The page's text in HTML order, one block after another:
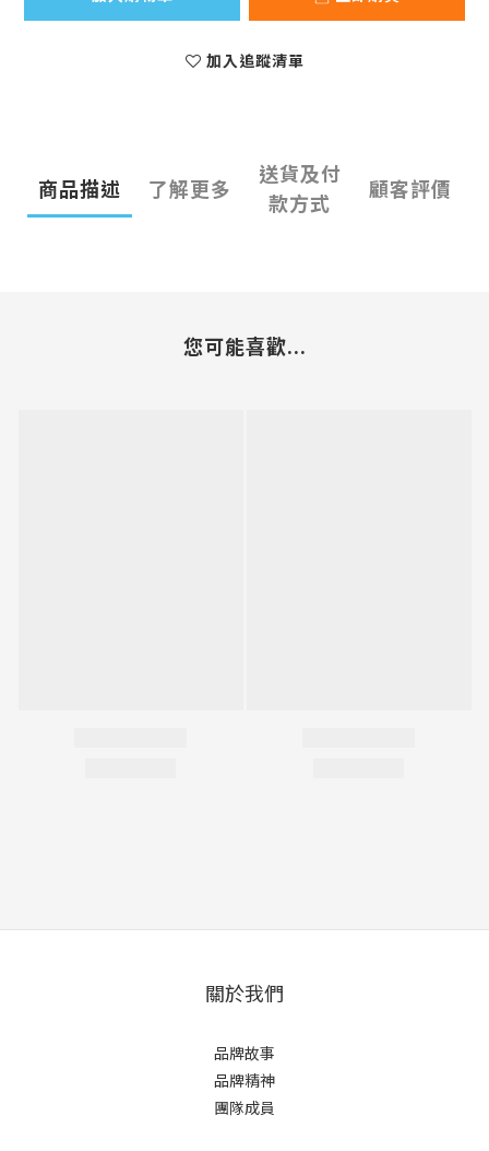
加入追蹤清單
商品描述 了解更多
送貨及付
款方式
顧客評價
您可能喜歡...
關於我們
品牌故事
品牌精神
團隊成員